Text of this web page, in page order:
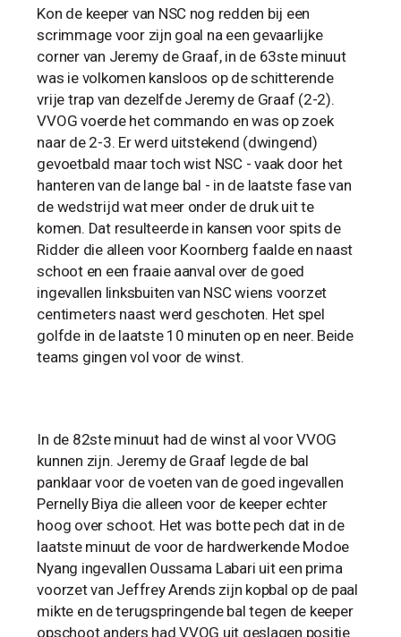
Kon de keeper van NSC nog redden bij een
scrimmage voor zijn goal na een gevaarlijke
corner van Jeremy de Graaf, in de 63ste minuut
was ie volkomen kansloos op de schitterende
vrije trap van dezelfde Jeremy de Graaf (2-2).
VVOG voerde het commando en was op zoek
naar de 2-3. Er werd uitstekend (dwingend)
gevoetbald maar toch wist NSC - vaak door het
hanteren van de lange bal - in de laatste fase van
de wedstrijd wat meer onder de druk uit te
komen. Dat resulteerde in kansen voor spits de
Ridder die alleen voor Koornberg faalde en naast
schoot en een fraaie aanval over de goed
ingevallen linksbuiten van NSC wiens voorzet
centimeters naast werd geschoten. Het spel
golfde in de laatste 10 minuten op en neer. Beide
teams gingen vol voor de winst.
In de 82ste minuut had de winst al voor VVOG
kunnen zijn. Jeremy de Graaf legde de bal
panklaar voor de voeten van de goed ingevallen
Pernelly Biya die alleen voor de keeper echter
hoog over schoot. Het was botte pech dat in de
laatste minuut de voor de hardwerkende Modoe
Nyang ingevallen Oussama Labari uit een prima
voorzet van Jeffrey Arends zijn kopbal op de paal
mikte en de terugspringende bal tegen de keeper
opschoot anders had VVOG uit geslagen positie